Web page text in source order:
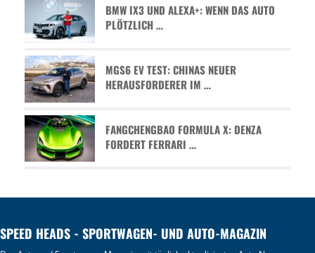
BMW IX3 UND ALEXA+: WENN DAS AUTO
PLÖTZLICH …
MGS6 EV TEST: CHINAS NEUER
HERAUSFORDERER IM …
FANGCHENGBAO FORMULA X: DENZA
FORDERT FERRARI …
SPEED HEADS - SPORTWAGEN- UND AUTO-MAGAZIN